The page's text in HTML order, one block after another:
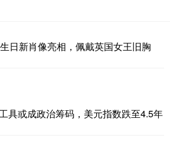
日新肖像亮相，佩戴英国女王旧胸
具或成政治筹码，美元指数跌至4.5年